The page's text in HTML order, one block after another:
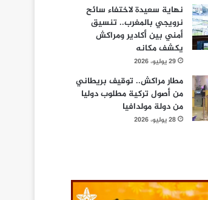
نهاية سعيدة لاختفاء سائح
نرويجي بالمغرب.. تنسيق
أمني بين أكادير ومراكش
يكشف مكانه
29 يوليو، 2026
مطار مراكش.. توقيف بريطاني
من أصول تركية مطلوب دوليا
من دولة مولدافيا
28 يوليو، 2026